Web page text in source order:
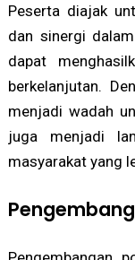
Peserta diajak
dan sinergi
dapat
berkelanjutan.
menjadi wadah
juga menjadi
masyarakat yang